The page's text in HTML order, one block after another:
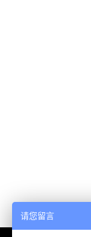
请您留言